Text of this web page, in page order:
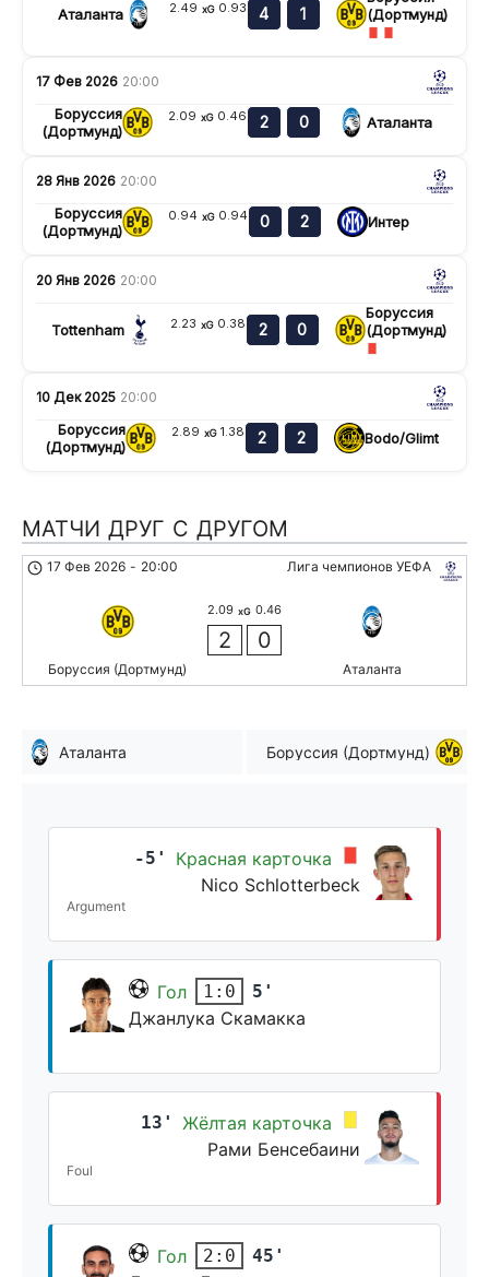
Аталанта 2.49 xG 0.93 4 1
(Дортмунд)
17 Фев 2026 20:00
Боруссия
(Дортмунд)
2.09 xG 0.46 2 0 Аталанта
28 Янв 2026 20:00
Боруссия
(Дортмунд)
0.94 xG 0.94 0 2 Интер
20 Янв 2026 20:00
Tottenham 2.23 xG 0.38 2 0
Боруссия
(Дортмунд)
10 Дек 2025 20:00
Боруссия
(Дортмунд)
2.89 xG 1.38 2 2 Bodo/Glimt
МАТЧИ ДРУГ С ДРУГОМ
Лига чемпионов УЕФА
17 Фев 2026 - 20:00
Боруссия (Дортмунд)
2.09 xG 0.46
2 0
Аталанта
Аталанта Боруссия (Дортмунд)
-5'
Красная карточка
Nico Schlotterbeck
Argument
Гол 1:0 5'
Джанлука Скамакка
13'
Жёлтая карточка
Рами Бенсебаини
Foul
Гол 2:0 45'